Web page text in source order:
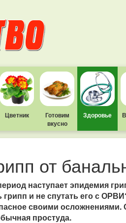
Цветник
Готовим
вкусно
Здоровье
от
наступает эпидемия
грипп и не спутать его с
своими осложнениями.
простуда.